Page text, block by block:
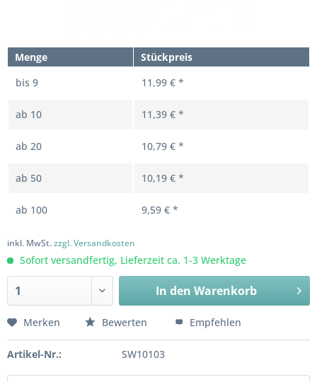
Menge
Stückpreis
bis 9 11,99 € *
ab 10 11,39 € *
ab 20 10,79 € *
ab 50 10,19 € *
ab 100 9,59 € *
inkl. MwSt.zzgl. Versandkosten
Sofort versandfertig, Lieferzeit ca. 1-3 Werktage
In den Warenkorb
Merken Bewerten Empfehlen
Artikel-Nr.: SW10103